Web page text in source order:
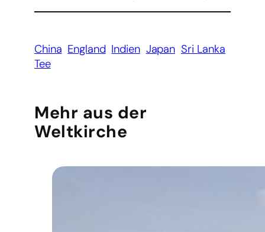
China England Indien Japan Sri Lanka
Tee
Mehr aus der
Weltkirche